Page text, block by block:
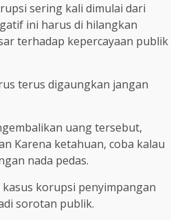
sering kali dimulai dari
ini harus di hilangkan
terhadap kepercayaan publik
terus digaungkan jangan
uang tersebut,
Karena ketahuan, coba kalau
nada pedas.
korupsi penyimpangan
sorotan publik.